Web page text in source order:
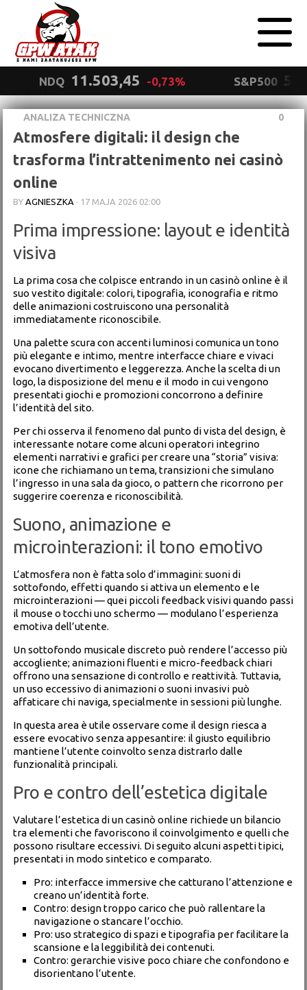
NDQ 11.503,45 -0,73% S&P500
ANALIZA TECHNICZNA 0
Atmosfere digitali: il design che
trasforma l’intrattenimento nei casinò
online
BYAGNIESZKA · 17 MAJA 2026 02:00
Prima impressione: layout e identità
visiva
La prima cosa che colpisce entrando in un casinò online è il
suo vestito digitale: colori, tipografia, iconografia e ritmo
delle animazioni costruiscono una personalità
immediatamente riconoscibile.
Una palette scura con accenti luminosi comunica un tono
più elegante e intimo, mentre interfacce chiare e vivaci
evocano divertimento e leggerezza. Anche la scelta di un
logo, la disposizione del menu e il modo in cui vengono
presentati giochi e promozioni concorrono a definire
l’identità del sito.
Per chi osserva il fenomeno dal punto di vista del design, è
interessante notare come alcuni operatori integrino
elementi narrativi e grafici per creare una “storia” visiva:
icone che richiamano un tema, transizioni che simulano
l’ingresso in una sala da gioco, o pattern che ricorrono per
suggerire coerenza e riconoscibilità.
Suono, animazione e
microinterazioni: il tono emotivo
L’atmosfera non è fatta solo d’immagini: suoni di
sottofondo, effetti quando si attiva un elemento e le
microinterazioni — quei piccoli feedback visivi quando passi
il mouse o tocchi uno schermo — modulano l’esperienza
emotiva dell’utente.
Un sottofondo musicale discreto può rendere l’accesso più
accogliente; animazioni fluenti e micro-feedback chiari
offrono una sensazione di controllo e reattività. Tuttavia,
un uso eccessivo di animazioni o suoni invasivi può
affaticare chi naviga, specialmente in sessioni più lunghe.
In questa area è utile osservare come il design riesca a
essere evocativo senza appesantire: il giusto equilibrio
mantiene l’utente coinvolto senza distrarlo dalle
funzionalità principali.
Pro e contro dell’estetica digitale
Valutare l’estetica di un casinò online richiede un bilancio
tra elementi che favoriscono il coinvolgimento e quelli che
possono risultare eccessivi. Di seguito alcuni aspetti tipici,
presentati in modo sintetico e comparato.
Pro: interfacce immersive che catturano l’attenzione e
creano un’identità forte.
Contro: design troppo carico che può rallentare la
navigazione o stancare l’occhio.
Pro: uso strategico di spazi e tipografia per facilitare la
scansione e la leggibilità dei contenuti.
Contro: gerarchie visive poco chiare che confondono e
disorientano l’utente.
prywatności
Wyrażam zgodę.